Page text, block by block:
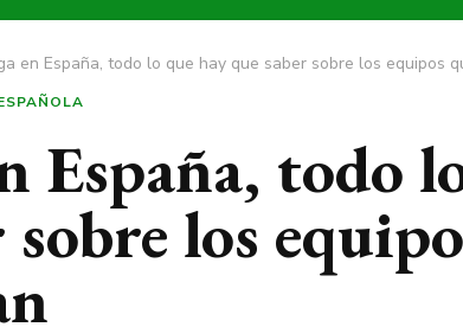
en España, todo lo que hay que saber sobre los equipos
España, todo
sobre los